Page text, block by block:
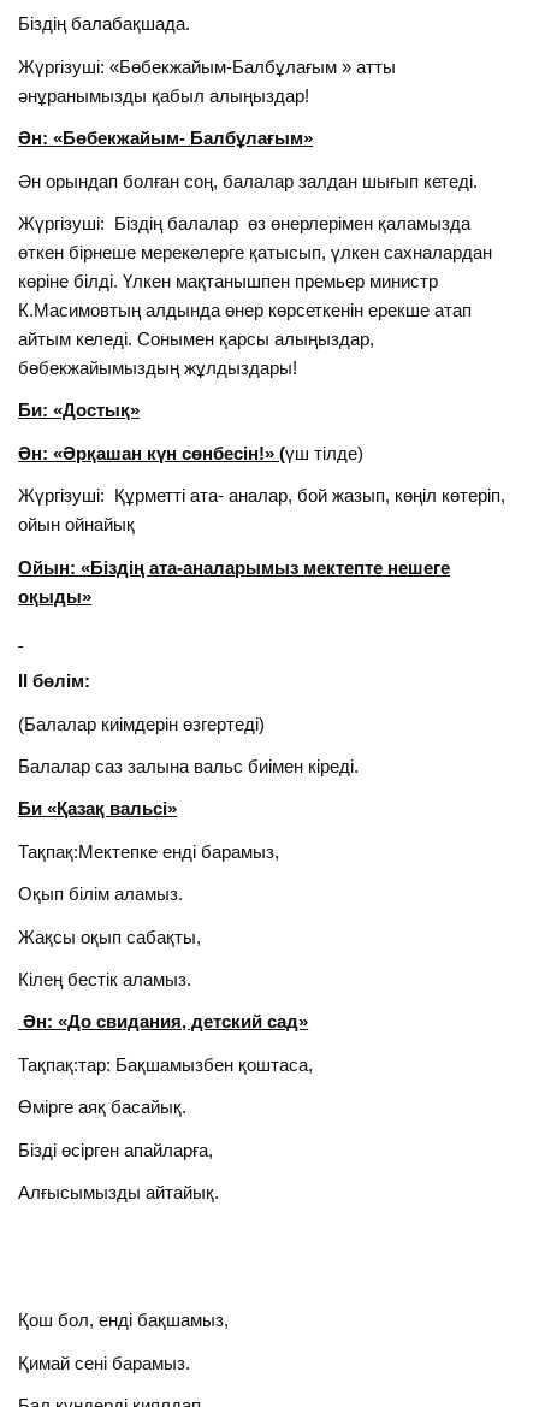
Біздің балабақшада.
Жүргізуші: «Бөбекжайым-Балбұлағым » атты
әнұранымызды қабыл алыңыздар!
Ән: «Бөбекжайым- Балбұлағым»
Ән орындап болған соң, балалар залдан шығып кетеді.
Жүргізуші: Біздің балалар өз өнерлерімен қаламызда
өткен бірнеше мерекелерге қатысып, үлкен сахналардан
көріне білді. Үлкен мақтанышпен премьер министр
К.Масимовтың алдында өнер көрсеткенін ерекше атап
айтым келеді. Сонымен қарсы алыңыздар,
бөбекжайымыздың жұлдыздары!
Би: «Достық»
Ән: «Әрқашан күн сөнбесін!» (үш тілде)
Жүргізуші: Құрметті ата- аналар, бой жазып, көңіл көтеріп,
ойын ойнайық
Ойын: «Біздің ата-аналарымыз мектепте нешеге
оқыды»
ІІ бөлім:
(Балалар киімдерін өзгертеді)
Балалар саз залына вальс биімен кіреді.
Би «Қазақ вальсі»
Тақпақ:Мектепке енді барамыз,
Оқып білім аламыз.
Жақсы оқып сабақты,
Кілең бестік аламыз.
Ән: «До свидания, детский сад»
Тақпақ:тар: Бақшамызбен қоштаса,
Өмірге аяқ басайық.
Бізді өсірген апайларға,
Алғысымызды айтайық.
Қош бол, енді бақшамыз,
Қимай сені барамыз.